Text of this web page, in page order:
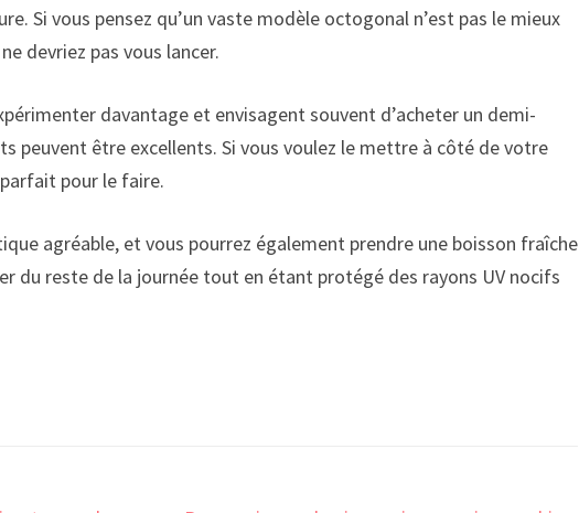
Si vous pensez qu’un vaste modèle octogonal n’est pas le mieux
devriez pas vous lancer.
davantage et envisagent souvent d’acheter un demi-
peuvent être excellents. Si vous voulez le mettre à côté de votre
pour le faire.
agréable, et vous pourrez également prendre une boisson fraîche
du reste de la journée tout en étant protégé des rayons UV nocifs